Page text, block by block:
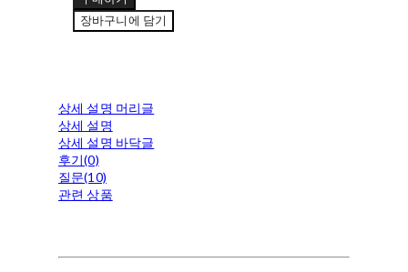
장바구니에 담기
상세 설명 머리글
상세 설명
상세 설명 바닥글
후기(0)
질문(10)
관련 상품